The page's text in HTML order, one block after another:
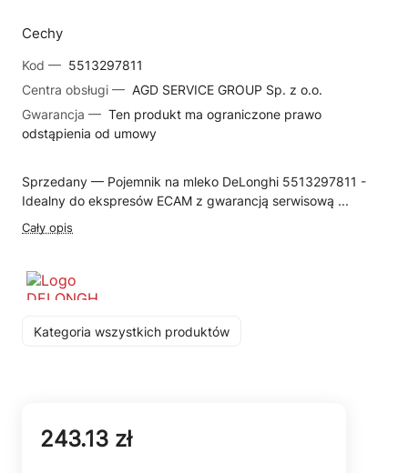
Cechy
Kod — 5513297811
Centra obsługi — AGD SERVICE GROUP Sp. z o.o.
Gwarancja — Ten produkt ma ograniczone prawo
odstąpienia od umowy
Sprzedany — Pojemnik na mleko DeLonghi 5513297811 -
Idealny do ekspresów ECAM z gwarancją serwisową ...
Cały opis
Kategoria wszystkich produktów
243.13 zł